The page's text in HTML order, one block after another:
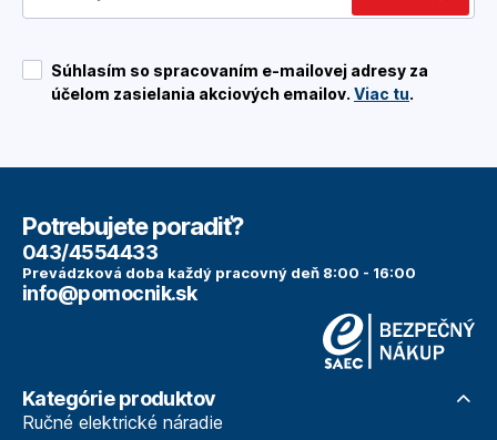
Súhlasím so spracovaním e-mailovej adresy za
účelom zasielania akciových emailov. Viac tu.
Potrebujete poradiť?
043/4554433
Prevádzková doba každý pracovný deň 8:00 - 16:00
info@pomocnik.sk
Kategórie produktov
Ručné elektrické náradie